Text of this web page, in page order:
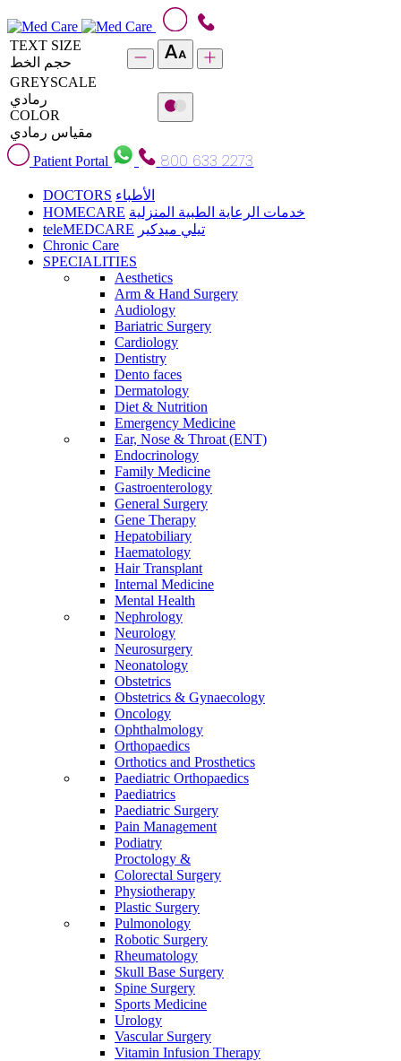
TEXT SIZE
حجم الخط
GREYSCALE
رمادي
COLOR
مقياس رمادي
Patient Portal
800 633 2273
DOCTORS الأطباء
HOMECARE خدمات الرعاية الطبية المنزلية
teleMEDCARE تيلي ميدكير
Chronic Care
SPECIALITIES
Aesthetics
Arm & Hand Surgery
Audiology
Bariatric Surgery
Cardiology
Dentistry
Dento faces
Dermatology
Diet & Nutrition
Emergency Medicine
Ear, Nose & Throat (ENT)
Endocrinology
Family Medicine
Gastroenterology
General Surgery
Gene Therapy
Hepatobiliary
Haematology
Hair Transplant
Internal Medicine
Mental Health
Nephrology
Neurology
Neurosurgery
Neonatology
Obstetrics
Obstetrics & Gynaecology
Oncology
Ophthalmology
Orthopaedics
Orthotics and Prosthetics
Paediatric Orthopaedics
Paediatrics
Paediatric Surgery
Pain Management
Podiatry
Proctology &
Colorectal Surgery
Physiotherapy
Plastic Surgery
Pulmonology
Robotic Surgery
Rheumatology
Skull Base Surgery
Spine Surgery
Sports Medicine
Urology
Vascular Surgery
Vitamin Infusion Therapy